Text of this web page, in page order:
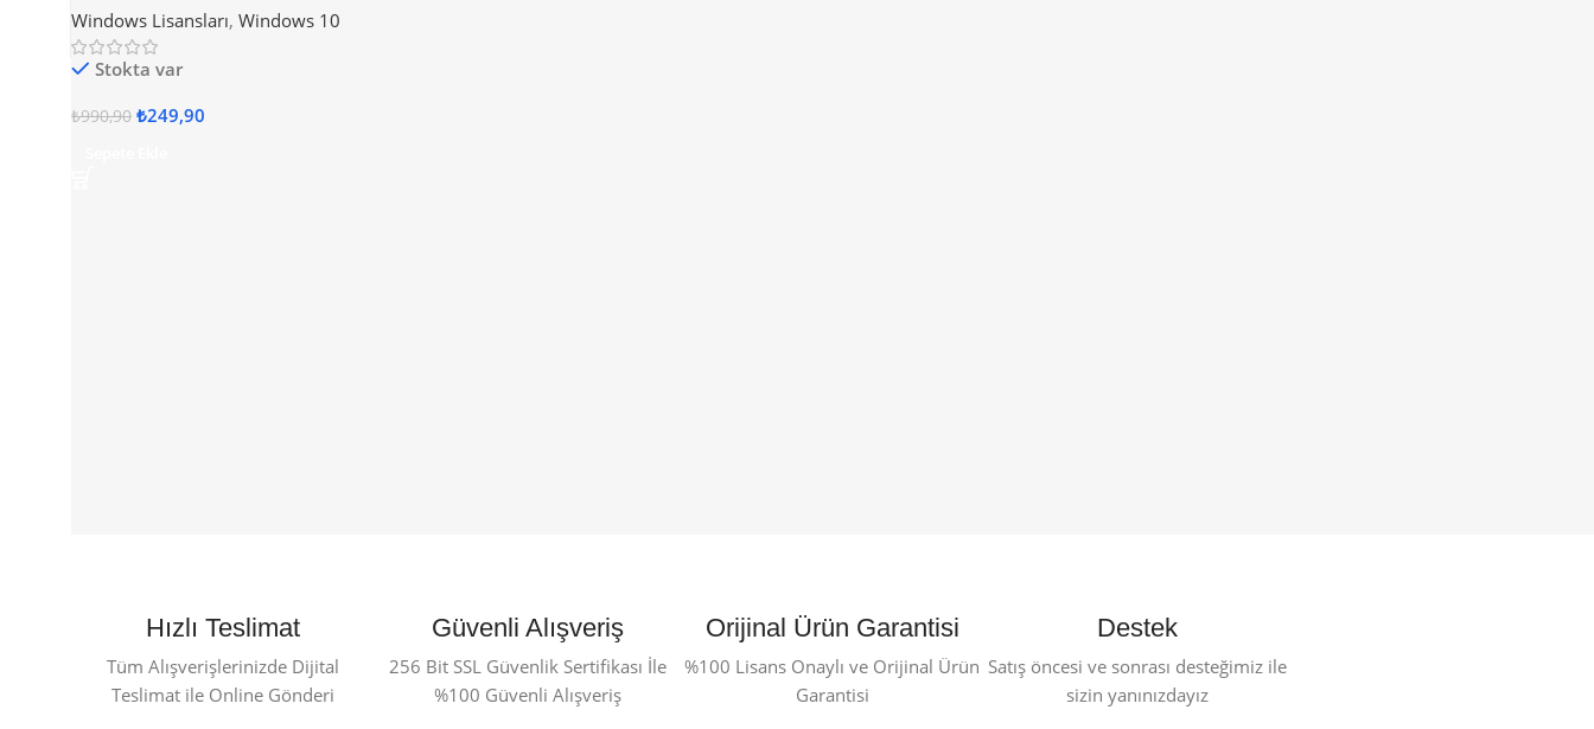
Windows Lisansları, Windows 10
Stokta var
₺990,90 ₺249,90
Hızlı Teslimat
Tüm Alışverişlerinizde Dijital
Teslimat ile Online Gönderi
Güvenli Alışveriş
256 Bit SSL Güvenlik Sertifikası İle
%100 Güvenli Alışveriş
Orijinal Ürün Garantisi
%100 Lisans Onaylı ve Orijinal Ürün
Garantisi
Destek
Satış öncesi ve sonrası desteğimiz ile
sizin yanınızdayız